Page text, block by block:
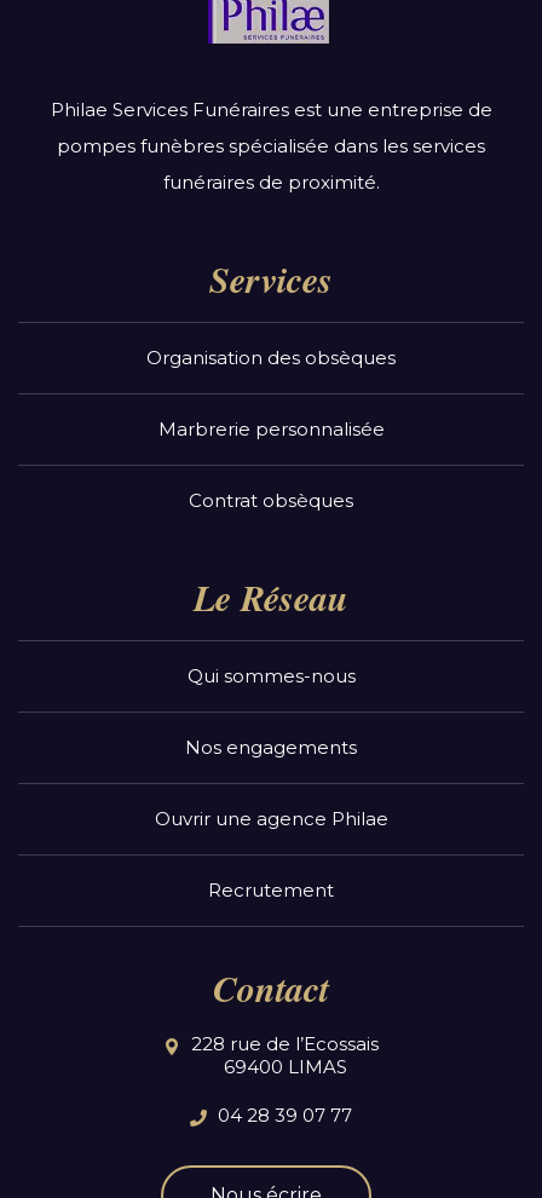
Philae Services Funéraires est une entreprise de
pompes funèbres spécialisée dans les services
funéraires de proximité.
Services
Organisation des obsèques
Marbrerie personnalisée
Contrat obsèques
Le Réseau
Qui sommes-nous
Nos engagements
Ouvrir une agence Philae
Recrutement
Contact
228 rue de l’Ecossais
69400 LIMAS
04 28 39 07 77